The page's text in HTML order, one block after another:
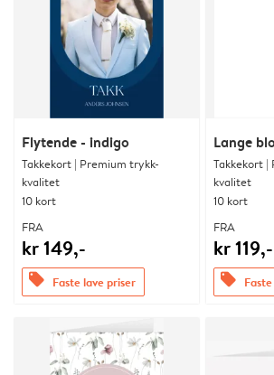
Flytende - indigo
Takkekort | Premium trykk-
kvalitet
10 kort
FRA
kr 149,-
offers Faste lave priser
Lange
Takkekort |
kvalitet
10 kort
FRA
kr 119,-
offers